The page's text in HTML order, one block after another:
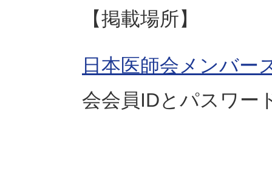
【掲載場所】
日本医師会メンバー
会会員IDとパスワー